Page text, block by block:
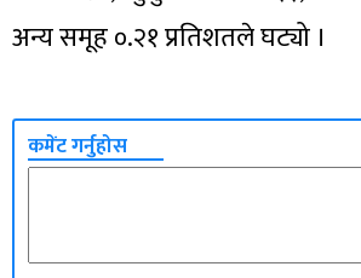
अन्य समूह ०.२१ प्रतिशतले घट्यो ।
कमेंट गर्नुहोस